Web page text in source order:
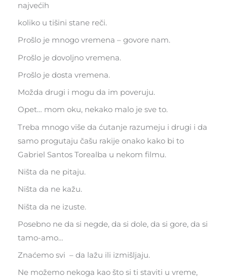
najvećih
koliko u tišini stane reči.
Prošlo je mnogo vremena – govore nam.
Prošlo je dovoljno vremena.
Prošlo je dosta vremena.
Možda drugi i mogu da im poveruju.
Opet… mom oku, nekako malo je sve to.
Treba mnogo više da ćutanje razumeju i drugi i da
samo progutaju čašu rakije onako kako bi to
Gabriel Santos Torealba u nekom filmu.
Ništa da ne pitaju.
Ništa da ne kažu.
Ništa da ne izuste.
Posebno ne da si negde, da si dole, da si gore, da si
tamo-amo…
Znaćemo svi – da lažu ili izmišljaju.
Ne možemo nekoga kao što si ti staviti u vreme,